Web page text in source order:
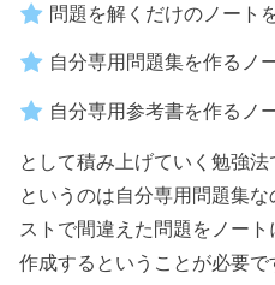
問題を解くだけのノート
自分専用問題集を作るノ
自分専用参考書を作るノ
として積み上げていく勉強
というのは自分専用問題集
ストで間違えた問題をノー
作成するということが必要で